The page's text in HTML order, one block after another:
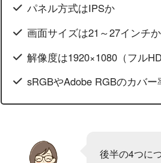
パネル方式はIPSか
画面サイズは21～27インチか
解像度は1920×1080（フル
sRGBやAdobe RGBのカバ
後半の4つに